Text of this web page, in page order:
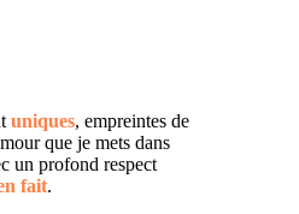
uniques, empreintes de
que je mets dans
un profond respect
fait.